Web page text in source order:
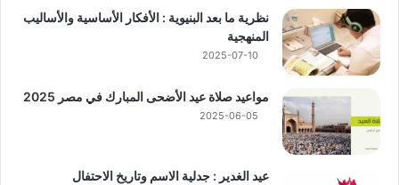
نظرية ما بعد البنيوية : الأفكار الأساسية والأساليب
المنهجية
2025-07-10
مواعيد صلاة عيد الأضحى المبارك في مصر 2025
2025-06-05
عيد الغدير : جدلية الاسم وتاريخ الاحتفال